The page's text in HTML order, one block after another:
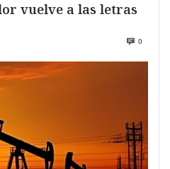
vuelve a las letras
0